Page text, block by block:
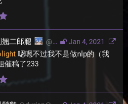
Jan 4, 2021
二郎腿 @
嗯嗯不过我不是做nlp的（我
催稿了233